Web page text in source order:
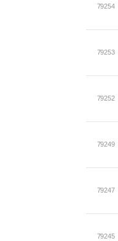
79254
79253
79252
79249
79247
79245